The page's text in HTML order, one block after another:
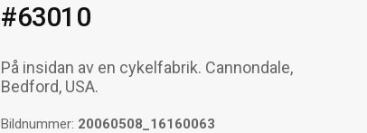
#63010
På insidan av en cykelfabrik. Cannondale,
Bedford, USA.
Bildnummer: 20060508_16160063